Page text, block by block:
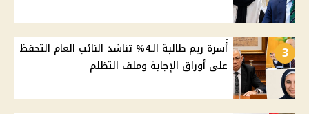
3
أسرة ريم طالبة الـ4% تناشد النائب العام التحفظ
على أوراق الإجابة وملف التظلم